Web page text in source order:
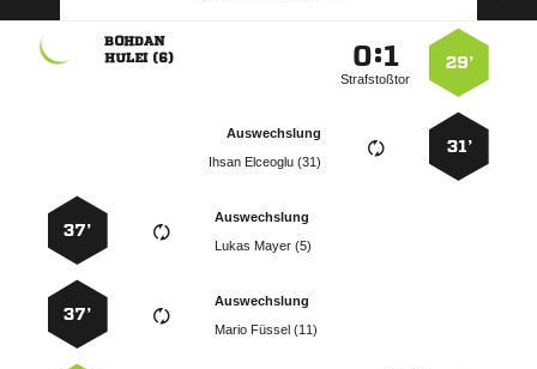
29’
:
Strafstoßtor

 
31’
Auswechslung
  
Auswechslung
  
37’
Auswechslung
  
37’